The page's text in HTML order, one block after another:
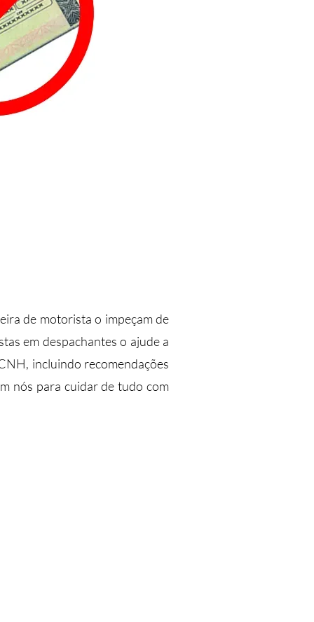
de motorista o impeçam de
em despachantes o ajude a
incluindo recomendações
nós para cuidar de tudo com